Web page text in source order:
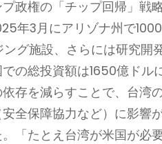
政権の「チップ回帰」戦
年3月にアリゾナ州で
グ施設、さらには研究開
の総投資額は1650億ドル
存を減らすことで、台湾
全保障協力など）に影響
「たとえ台湾が米国が必